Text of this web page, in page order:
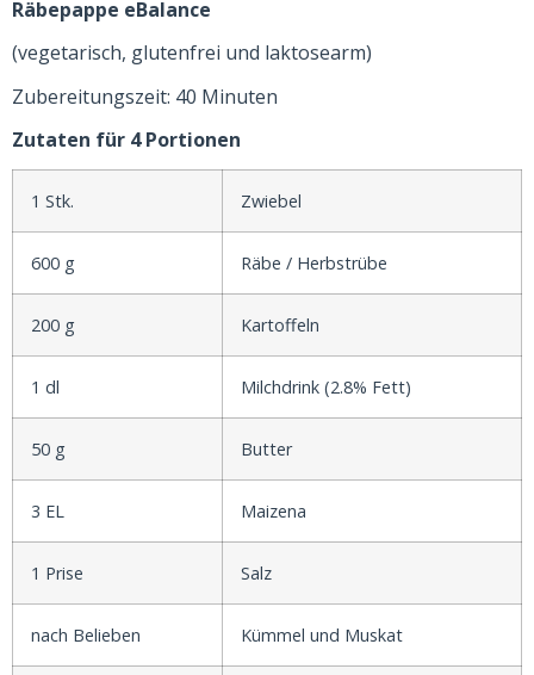
Räbepappe eBalance
(vegetarisch, glutenfrei und laktosearm)
Zubereitungszeit: 40 Minuten
Zutaten für 4 Portionen
1 Stk. Zwiebel
600 g Räbe / Herbstrübe
200 g Kartoffeln
1 dl Milchdrink (2.8% Fett)
50 g Butter
3 EL Maizena
1 Prise Salz
nach Belieben Kümmel und Muskat